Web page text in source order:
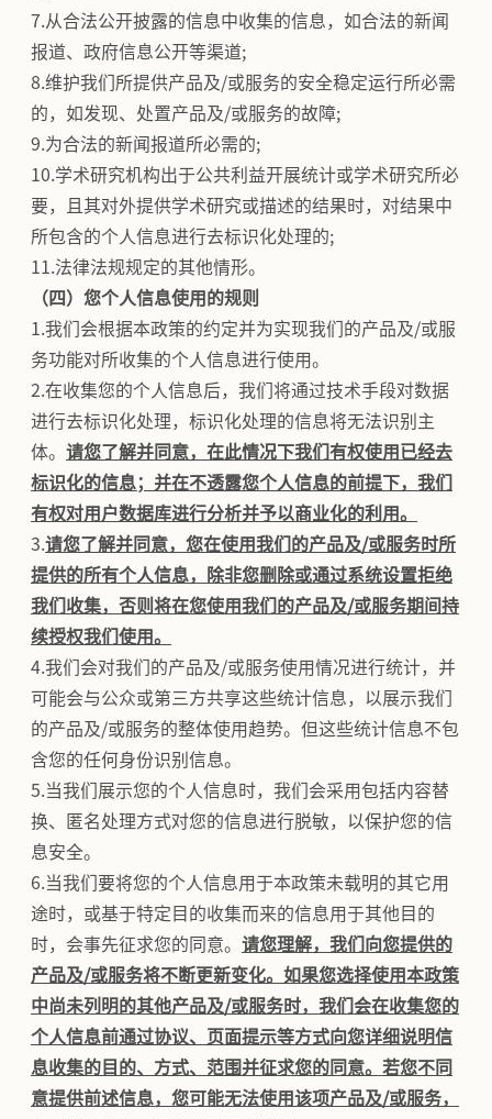
7.从合法公开披露的信息中收集的信息，如合法的新闻
报道、政府信息公开等渠道;
8.维护我们所提供产品及/或服务的安全稳定运行所必需
的，如发现、处置产品及/或服务的故障;
9.为合法的新闻报道所必需的;
10.学术研究机构出于公共利益开展统计或学术研究所必
要，且其对外提供学术研究或描述的结果时，对结果中
所包含的个人信息进行去标识化处理的;
11.法律法规规定的其他情形。
（四）您个人信息使用的规则
1.我们会根据本政策的约定并为实现我们的产品及/或服
务功能对所收集的个人信息进行使用。
2.在收集您的个人信息后，我们将通过技术手段对数据
进行去标识化处理，标识化处理的信息将无法识别主
体。 请您了解并同意，在此情况下我们有权使用已经去
标识化的信息；并在不透露您个人信息的前提下，我们
有权对用户数据库进行分析并予以商业化的利用。
3. 请您了解并同意，您在使用我们的产品及/或服务时所
提供的所有个人信息，除非您删除或通过系统设置拒绝
我们收集，否则将在您使用我们的产品及/或服务期间持
续授权我们使用。
4.我们会对我们的产品及/或服务使用情况进行统计，并
可能会与公众或第三方共享这些统计信息，以展示我们
的产品及/或服务的整体使用趋势。但这些统计信息不包
含您的任何身份识别信息。
5.当我们展示您的个人信息时，我们会采用包括内容替
换、匿名处理方式对您的信息进行脱敏，以保护您的信
息安全。
6.当我们要将您的个人信息用于本政策未载明的其它用
途时，或基于特定目的收集而来的信息用于其他目的
时，会事先征求您的同意。 请您理解，我们向您提供的
产品及/或服务将不断更新变化。如果您选择使用本政策
中尚未列明的其他产品及/或服务时，我们会在收集您的
个人信息前通过协议、页面提示等方式向您详细说明信
息收集的目的、方式、范围并征求您的同意。若您不同
意提供前述信息，您可能无法使用该项产品及/或服务，